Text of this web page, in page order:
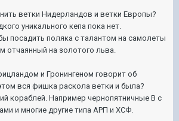
ветки Нидерландов и ветки Европы?
уникального кепа пока нет.
посадить поляка с талантом на самолеты
отчаянный на золотого льва.
и Гронингеном говорит об
вся фишка раскола ветки и была?
кораблей. Например чернопятничные В с
и многие другие типа АРП и ХСФ.